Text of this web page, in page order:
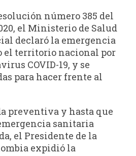
número 385 del
el Ministerio de Salud
declaró la emergencia
el territorio nacional por
COVID-19, y se
para hacer frente al
preventiva y hasta que
sanitaria
el Presidente de la
expidió la